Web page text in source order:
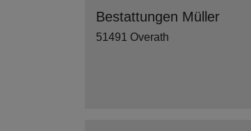
Bestattungen Müller
51491 Overath